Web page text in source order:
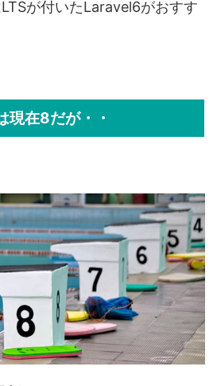
が付いたLaravel6がおすす
現在8だが・・